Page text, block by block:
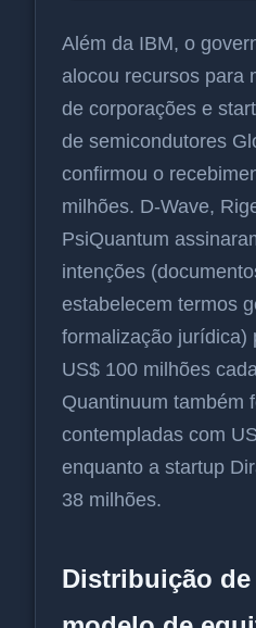
Além da IBM, o
alocou recursos para
de corporações e
de semicondutores
confirmou o
milhões. D-Wave,
PsiQuantum
intenções
estabelecem termos
formalização jurídica)
US$ 100 milhões
Quantinuum também
contempladas com
enquanto a startup
38 milhões.
Distribuição